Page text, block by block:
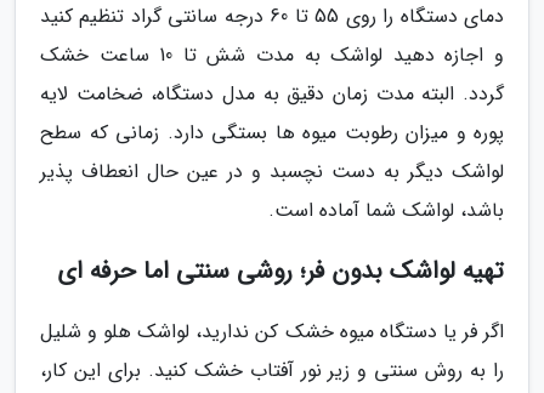
دمای دستگاه را روی 55 تا 60 درجه سانتی گراد تنظیم کنید
و اجازه دهید لواشک به مدت شش تا 10 ساعت خشک
گردد. البته مدت زمان دقیق به مدل دستگاه، ضخامت لایه
پوره و میزان رطوبت میوه ها بستگی دارد. زمانی که سطح
لواشک دیگر به دست نچسبد و در عین حال انعطاف پذیر
باشد، لواشک شما آماده است.
تهیه لواشک بدون فر؛ روشی سنتی اما حرفه ای
اگر فر یا دستگاه میوه خشک کن ندارید، لواشک هلو و شلیل
را به روش سنتی و زیر نور آفتاب خشک کنید. برای این کار،